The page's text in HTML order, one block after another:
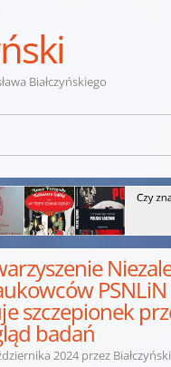
Białczyńskiego
szczepionek
badań
2024przez Białczyński